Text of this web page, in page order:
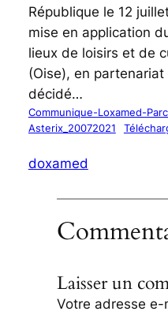
République le 12
mise en application
lieux de loisirs et de
(Oise), en
décidé…
Communique-Loxamed-
Asterix_20072021
doxamed
Laisser un
Votre adresse e-